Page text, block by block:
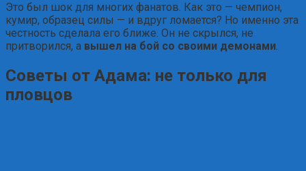
Это был шок для многих фанатов. Как это — чемпион,
кумир, образец силы — и вдруг ломается? Но именно эта
честность сделала его ближе. Он не скрылся, не
притворился, а вышел на бой со своими демонами.
Советы от Адама: не только для
пловцов